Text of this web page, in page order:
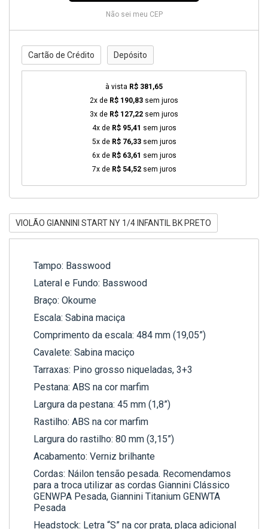
Não sei meu CEP
Cartão de Crédito Depósito
à vista R$ 381,65
2x de R$ 190,83 sem juros
3x de R$ 127,22 sem juros
4x de R$ 95,41 sem juros
5x de R$ 76,33sem juros
6x de R$ 63,61 sem juros
7x de R$ 54,52sem juros
VIOLÃO GIANNINI START NY 1/4 INFANTIL BK PRETO
Tampo: Basswood
Lateral e Fundo: Basswood
Braço: Okoume
Escala: Sabina maciça
Comprimento da escala: 484 mm (19,05”)
Cavalete: Sabina maciço
Tarraxas: Pino grosso niqueladas, 3+3
Pestana: ABS na cor marfim
Largura da pestana: 45 mm (1,8”)
Rastilho: ABS na cor marfim
Largura do rastilho: 80 mm (3,15”)
Acabamento: Verniz brilhante
Cordas: Náilon tensão pesada. Recomendamos
para a troca utilizar as cordas Giannini Clássico
GENWPA Pesada, Giannini Titanium GENWTA
Pesada
Headstock: Letra “S” na cor prata, placa adicional